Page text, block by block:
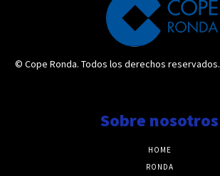
© Cope Ronda. Todos los derechos reservados.
Sobre nosotros
HOME
RONDA